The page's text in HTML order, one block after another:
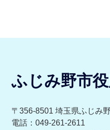
ふじみ野市
〒356-8501 埼玉県ふじみ
電話：049-261-2611